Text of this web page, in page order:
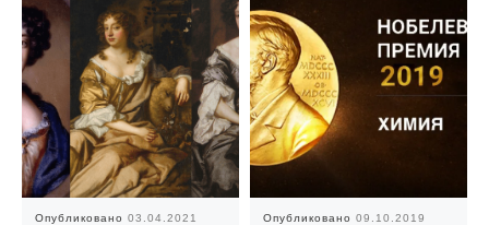
Опубликовано 03.04.2021 Опубликовано 09.10.2019